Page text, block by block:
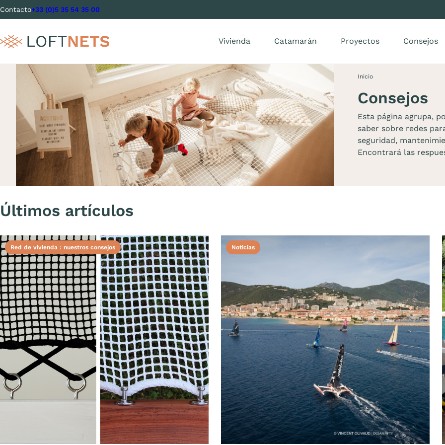
Contacto+33 (0)5 35 54 35 00
Vivienda Catamarán Proyectos Consejos
Inicio
Consejos
Esta página agrupa,
saber sobre redes
seguridad,
Encontrará las
Últimos artículos
Red de vivienda : nuestros consejos Noticias
Anterior